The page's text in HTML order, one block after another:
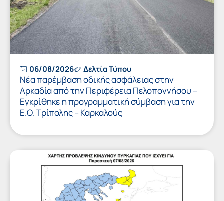
06/08/2026 Δελτία Τύπου
Νέα παρέμβαση οδικής ασφάλειας στην
Αρκαδία από την Περιφέρεια Πελοποννήσου –
Εγκρίθηκε η προγραμματική σύμβαση για την
Ε.Ο. Τρίπολης – Καρκαλούς